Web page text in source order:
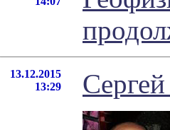
13.12.2015
13:29